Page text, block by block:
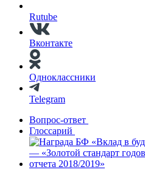
Rutube
Вконтакте
Одноклассники
Telegram
Вопрос-ответ
Глоссарий